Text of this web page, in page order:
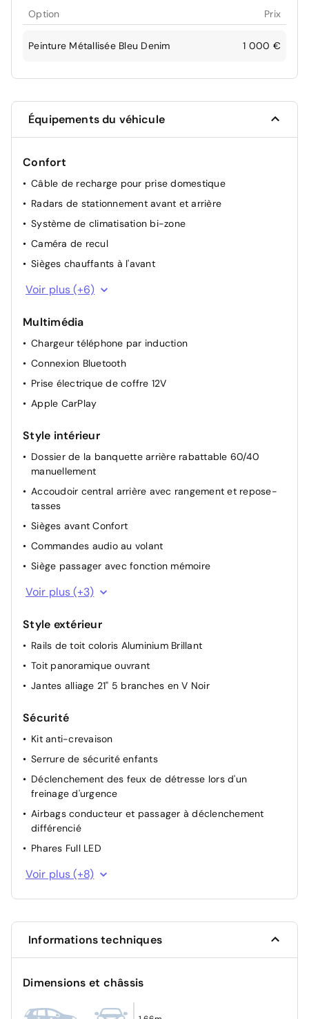
Option Prix
Peinture Métallisée Bleu Denim 1 000 €
Équipements du véhicule
Confort
Câble de recharge pour prise domestique
Radars de stationnement avant et arrière
Système de climatisation bi-zone
Caméra de recul
Sièges chauffants à l'avant
Sièges arrière chauffants
Rétroviseurs extérieurs rabattables électriquement
Direction assistée adaptative
Technologie Start/Stop
Vitres latérales en verre trempé
Voir plus (+6)
Multimédia
Chargeur téléphone par induction
Connexion Bluetooth
Prise électrique de coffre 12V
Apple CarPlay
Style intérieur
Dossier de la banquette arrière rabattable 60/40
manuellement
Accoudoir central arrière avec rangement et repose-
tasses
Sièges avant Confort
Commandes audio au volant
Siège passager avec fonction mémoire
Sellerie cuir
Pavillon de toit Beige
Voir plus (+3)
Style extérieur
Rails de toit coloris Aluminium Brillant
Toit panoramique ouvrant
Jantes alliage 21" 5 branches en V Noir
Sécurité
Kit anti-crevaison
Serrure de sécurité enfants
Déclenchement des feux de détresse lors d'un
freinage d'urgence
Airbags conducteur et passager à déclenchement
différencié
Phares Full LED
Limiteur de vitesse
Verrouillage centralisé automatique
Airbag pour genoux côté conducteur
Système de protection contre le coup du lapin WHIPS
Voir plus (+8)
Informations techniques
Dimensions et châssis